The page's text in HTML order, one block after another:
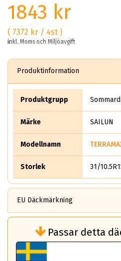
1843 kr
( 7372 kr / 4st )
inkl. Moms och Miljöavgift
Produktinformation
Produktgrupp
Märke SAILUN
Modellnamn
Storlek 31/
EU Däckmärkning
bränsleförbrukningen)
Det ska vara en betygsskala
till G för rullmotstånd.
Passar detta